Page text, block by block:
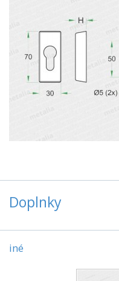
Doplnky
iné